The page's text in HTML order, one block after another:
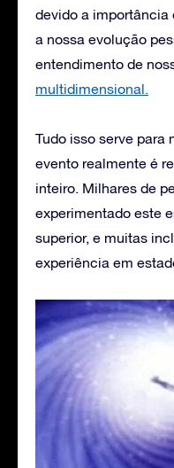
devido a importância
a nossa evolução
entendimento de
multidimensional.
Tudo isso serve para
evento realmente é
inteiro. Milhares de
experimentado este
superior, e muitas
experiência em